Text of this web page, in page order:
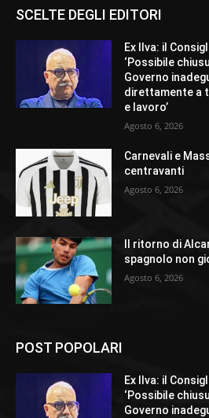
SCELTE DEGLI EDITORI
Ex Ilva: il
‘Possibile
Governo
direttamente a
e lavoro’
Agosto 6, 2026
Carnevali e
centravanti
Agosto 6, 2026
Il ritorno di
spagnolo non
Agosto 6, 2026
POST POPOLARI
Ex Ilva: il
‘Possibile
Governo